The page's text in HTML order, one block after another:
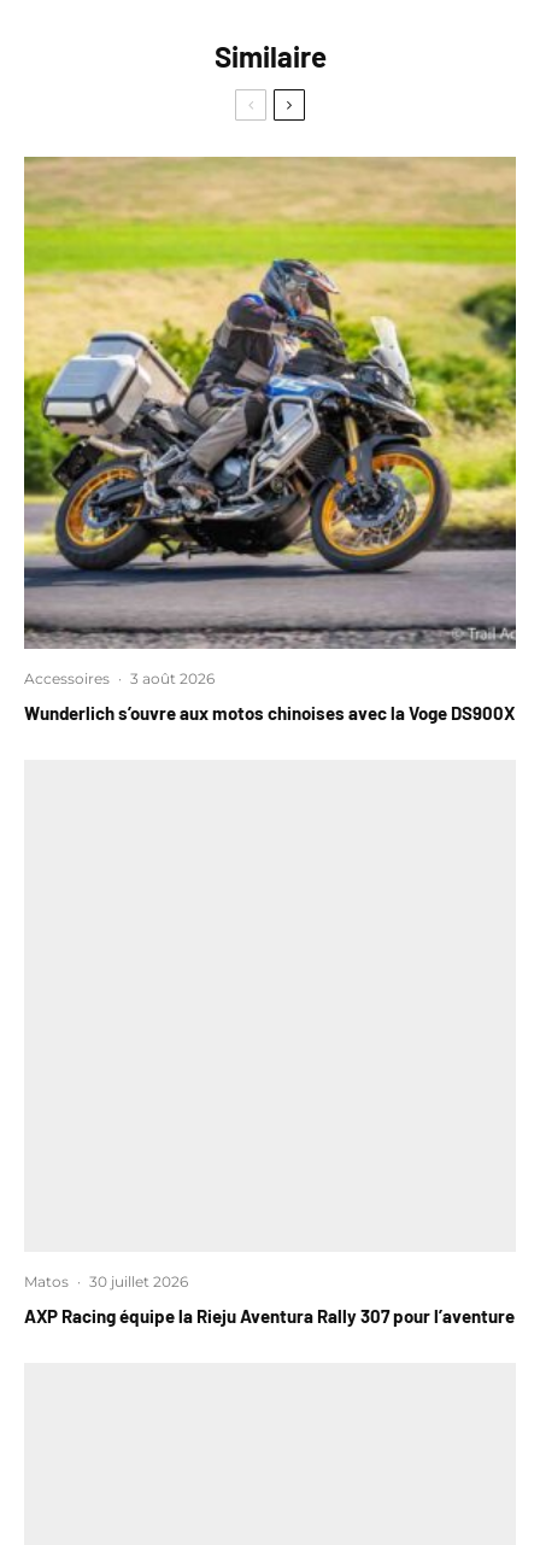
Similaire
Accessoires · 3 août 2026
Wunderlich s’ouvre aux motos chinoises avec la Voge DS900X
Matos · 30 juillet 2026
AXP Racing équipe la Rieju Aventura Rally 307 pour l’aventure